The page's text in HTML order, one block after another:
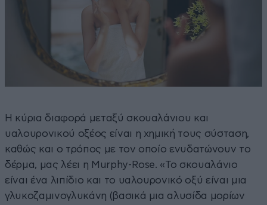
Η κύρια διαφορά μεταξύ σκουαλάνιου και
υαλουρονικού οξέος είναι η χημική τους σύσταση,
καθώς και ο τρόπος με τον οποίο ενυδατώνουν το
δέρμα, μας λέει η Murphy-Rose. «Το σκουαλάνιο
είναι ένα λιπίδιο και το υαλουρονικό οξύ είναι μια
γλυκοζαμινογλυκάνη (βασικά μια αλυσίδα μορίων